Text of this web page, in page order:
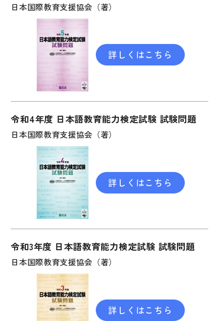
ビデオ・ＤＶＤ
コンピューター
カセットテープ・ＣＤ
カード・ゲーム・絵教材
絵本・子ども向け補助
辞典
日本語学習辞典
漢字字典（辞典）
英語辞典
韓国語辞典
スペイン語辞典
中国語辞典
ドイツ語辞典
ポルトガル語辞典
ロシア語辞典
各国語辞典
日本国際教育支援協会（著）
詳しくはこちら
令和4年度 日本語教育能力検定試験 試験問題
日本国際教育支援協会（著）
詳しくはこちら
令和3年度 日本語教育能力検定試験 試験問題
日本国際教育支援協会（著）
詳しくはこちら